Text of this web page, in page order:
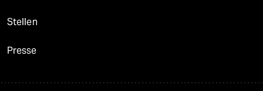
Stellen
Presse